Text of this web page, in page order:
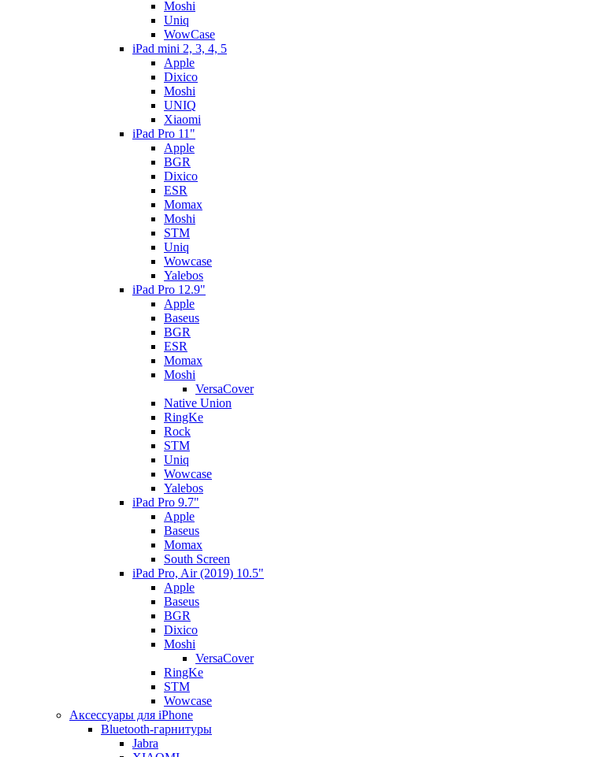
Moshi
Uniq
WowCase
iPad mini 2, 3, 4, 5
Apple
Dixico
Moshi
UNIQ
Xiaomi
iPad Pro 11"
Apple
BGR
Dixico
ESR
Momax
Moshi
STM
Uniq
Wowcase
Yalebos
iPad Pro 12.9"
Apple
Baseus
BGR
ESR
Momax
Moshi
VersaCover
Native Union
RingKe
Rock
STM
Uniq
Wowcase
Yalebos
iPad Pro 9.7"
Apple
Baseus
Momax
South Screen
iPad Pro, Air (2019) 10.5"
Apple
Baseus
BGR
Dixico
Moshi
VersaCover
RingKe
STM
Wowcase
Аксессуары для iPhone
Bluetooth-гарнитуры
Jabra